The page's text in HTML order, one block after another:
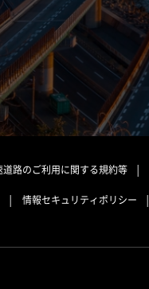
道路のご利用に関する規約等
情報セキュリティポリシー